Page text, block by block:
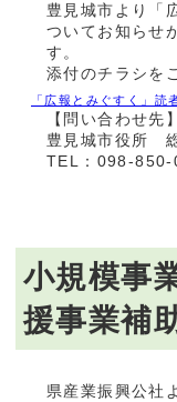
豊見城市より「
ついてお知らせ
す。
添付のチラシを
「広報とみぐすく」読
【問い合わせ先】
豊見城市役所
TEL：098-850-
小規模事
援事業補
県産業振興公社